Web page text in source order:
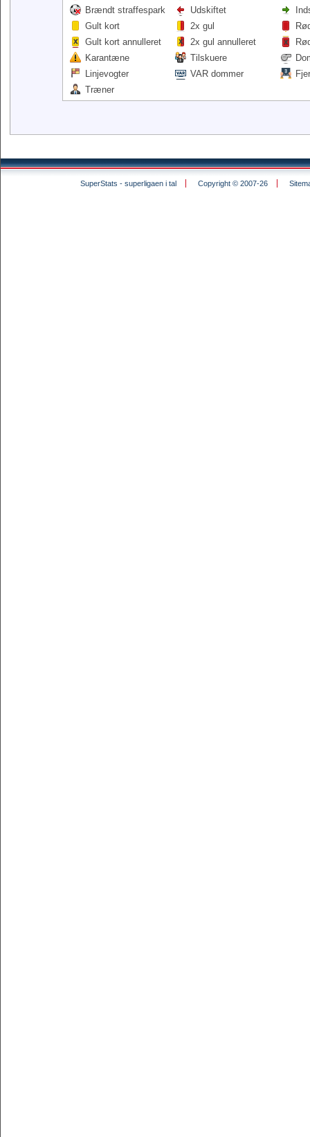
Brændt straffespark
Udskiftet
Gult kort
2x gul
Gult kort annulleret
2x gul annulleret
Karantæne
Tilskuere
Linjevogter
VAR dommer
Træner
SuperStats - superligaen i tal Copyright © 2007-26